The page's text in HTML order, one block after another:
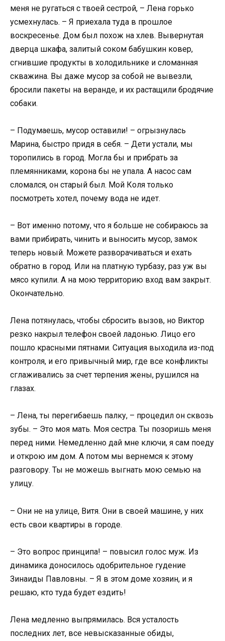
меня не ругаться с твоей сестрой, – Лена горько
усмехнулась. – Я приехала туда в прошлое
воскресенье. Дом был похож на хлев. Вывернутая
дверца шкафа, залитый соком бабушкин ковер,
сгнившие продукты в холодильнике и сломанная
скважина. Вы даже мусор за собой не вывезли,
бросили пакеты на веранде, и их растащили бродячие
собаки.
– Подумаешь, мусор оставили! – огрызнулась
Марина, быстро придя в себя. – Дети устали, мы
торопились в город. Могла бы и прибрать за
племянниками, корона бы не упала. А насос сам
сломался, он старый был. Мой Коля только
посмотреть хотел, почему вода не идет.
– Вот именно потому, что я больше не собираюсь за
вами прибирать, чинить и выносить мусор, замок
теперь новый. Можете разворачиваться и ехать
обратно в город. Или на платную турбазу, раз уж вы
мясо купили. А на мою территорию вход вам закрыт.
Окончательно.
Лена потянулась, чтобы сбросить вызов, но Виктор
резко накрыл телефон своей ладонью. Лицо его
пошло красными пятнами. Ситуация выходила из-под
контроля, и его привычный мир, где все конфликты
сглаживались за счет терпения жены, рушился на
глазах.
– Лена, ты перегибаешь палку, – процедил он сквозь
зубы. – Это моя мать. Моя сестра. Ты позоришь меня
перед ними. Немедленно дай мне ключи, я сам поеду
и открою им дом. А потом мы вернемся к этому
разговору. Ты не можешь выгнать мою семью на
улицу.
– Они не на улице, Витя. Они в своей машине, у них
есть свои квартиры в городе.
– Это вопрос принципа! – повысил голос муж. Из
динамика доносилось одобрительное гудение
Зинаиды Павловны. – Я в этом доме хозяин, и я
решаю, кто туда будет ездить!
Лена медленно выпрямилась. Вся усталость
последних лет, все невысказанные обиды,